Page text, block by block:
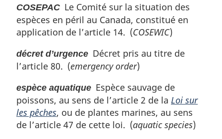
COSEPAC Le Comité sur la situation des
espèces en péril au Canada, constitué en
application de l’article 14. (COSEWIC)
décret d’urgence Décret pris au titre de
l’article 80. (emergency order)
espèce aquatique Espèce sauvage de
poissons, au sens de l’article 2 de la Loi sur
les pêches, ou de plantes marines, au sens
de l’article 47 de cette loi. (aquatic species)